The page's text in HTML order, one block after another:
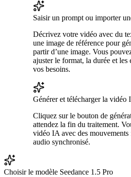
Saisir un prompt ou importer
Décrivez votre vidéo avec du
une image de référence pour
partir d’une image. Vous
ajuster le format, la durée et les
vos besoins.
Générer et télécharger la vidéo
Cliquez sur le bouton de
attendez la fin du traitement.
vidéo IA avec des mouvements
audio synchronisé.
Choisir le modèle Seedance 1.5 Pro